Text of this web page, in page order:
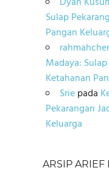
Sulap
Pangan
Madaya:
Ketahanan
Sriepada
Pekarangan
Keluarga
ARSIP ARIEF